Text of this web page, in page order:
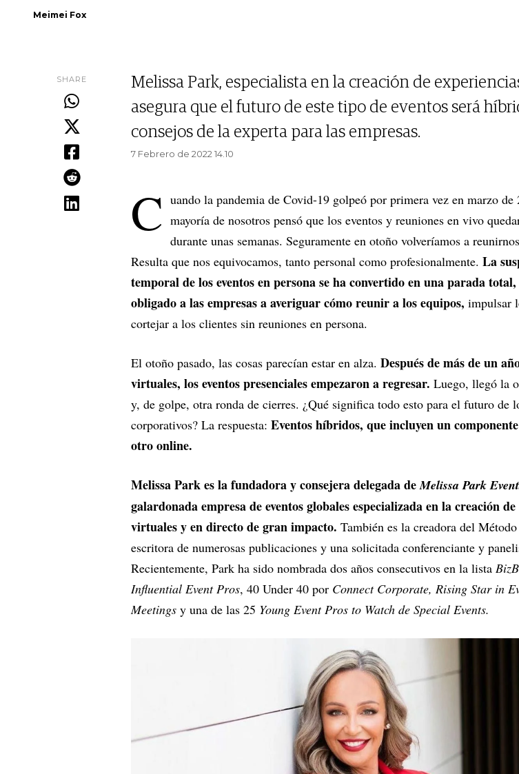
Meimei Fox
SHARE
Melissa Park, especialista en la creación de
asegura que el futuro de este tipo de eventos será
consejos de la experta para las empresas.
7 Febrero de 2022 14.10
C uando la pandemia de Covid-19 golpeó por primera vez en marzo de
mayoría de nosotros pensó que los eventos y reuniones en vivo
durante unas semanas. Seguramente en otoño volveríamos a
Resulta que nos equivocamos, tanto personal como profesionalmente. La
temporal de los eventos en persona se ha convertido en una parada
obligado a las empresas a averiguar cómo reunir a los equipos, impulsar
cortejar a los clientes sin reuniones en persona.
El otoño pasado, las cosas parecían estar en alza. Después de más de un
virtuales, los eventos presenciales empezaron a regresar. Luego, llegó la
y, de golpe, otra ronda de cierres. ¿Qué significa todo esto para el futuro de
corporativos? La respuesta: Eventos híbridos, que incluyen un
otro online.
Melissa Park es la fundadora y consejera delegada deMelissa Park
galardonada empresa de eventos globales especializada en la creación
virtuales y en directo de gran impacto. También es la creadora del
escritora de numerosas publicaciones y una solicitada conferenciante y
Recientemente, Park ha sido nombrada dos años consecutivos en la lista
Influential Event Pros, 40 Under 40 por Connect Corporate, Rising Star in
Meetings y una de las 25 Young Event Pros to Watch de Special Events.